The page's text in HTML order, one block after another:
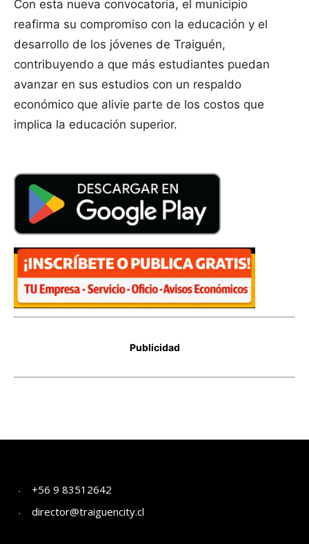
+56 9 83512642
director@traiguencity.cl